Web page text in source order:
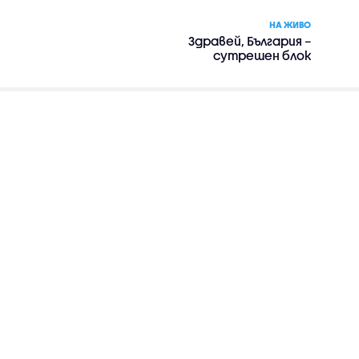
НА ЖИВО
Здравей, България –
сутрешен блок